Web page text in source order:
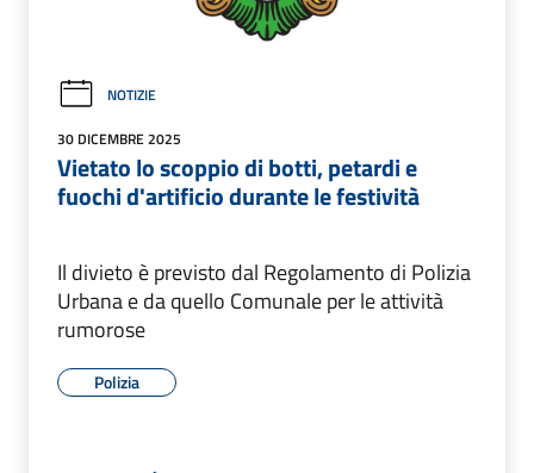
NOTIZIE
30 DICEMBRE 2025
Vietato lo scoppio di botti, petardi e
fuochi d'artificio durante le festività
Il divieto è previsto dal Regolamento di Polizia
Urbana e da quello Comunale per le attività
rumorose
Polizia